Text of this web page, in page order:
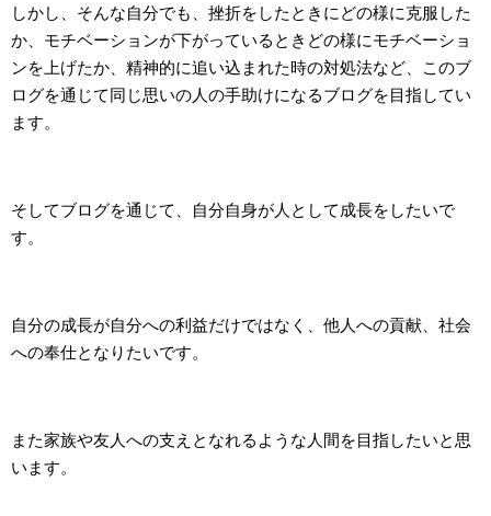
しかし、そんな自分でも、挫折をしたときにどの様に克服した
か、モチベーションが下がっているときどの様にモチベーショ
ンを上げたか、精神的に追い込まれた時の対処法など、このブ
ログを通じて同じ思いの人の手助けになるブログを目指してい
ます。
そしてブログを通じて、自分自身が人として成長をしたいで
す。
自分の成長が自分への利益だけではなく、他人への貢献、社会
への奉仕となりたいです。
また家族や友人への支えとなれるような人間を目指したいと思
います。